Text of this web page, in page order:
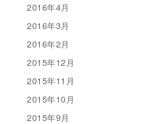
2016年4月
2016年3月
2016年2月
2015年12月
2015年11月
2015年10月
2015年9月